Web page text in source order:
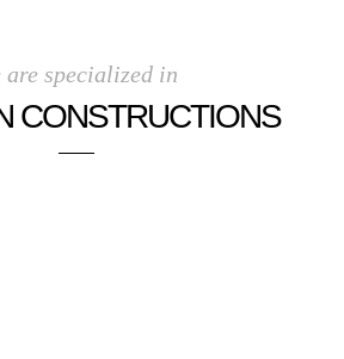
are specialized in
CONSTRUCTIONS